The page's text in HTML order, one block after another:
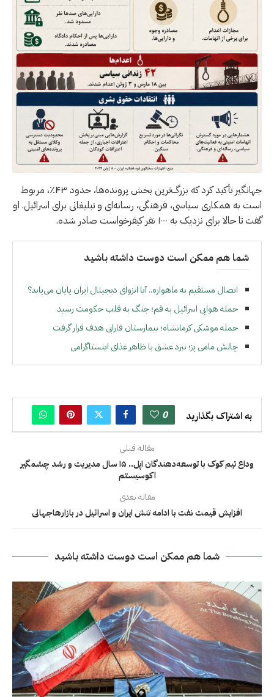
جهانگیر تأکید کرد که بزرگ‌ترین بخش پرونده‌ها، حدود ۴۳٪، مربوط
است به همکاری سیاسی، فرهنگی، رسانه‌ای و تبلیغاتی برای اسرائیل. او
گفت تا حالا برای نزدیک به ۱۰۰۰ نفر کیفرخواست صادر شده.
شما هم ممکن است دوست داشته باشید
اتصال مستقیم به ماهواره.. آیا انزوای دیجیتال ایران پایان می‌یابد؟
حمله هوایی اسرائیل به قم؛ جنگ به قلب حکومت رسید
حمله موشکی کرمانشاه؛ بیمارستان فارابی هدف قرار گرفت
چالش مامی پز؛ نبرد عشق با ظاهر غذای اینستاگرامی
به اشتراک بگذارید 0
مقاله قبلی
وداع تیم کوک با توسعه‌دهندگان اپل.. ۱۵ سال مدیریت و رشد چشمگیر
اکوسیستم
مقاله بعدی
افزایش قیمت نفت با ادامه تنش ایران و اسرائیل در بازارهاجهانی
شما هم ممکن است دوست داشته باشید